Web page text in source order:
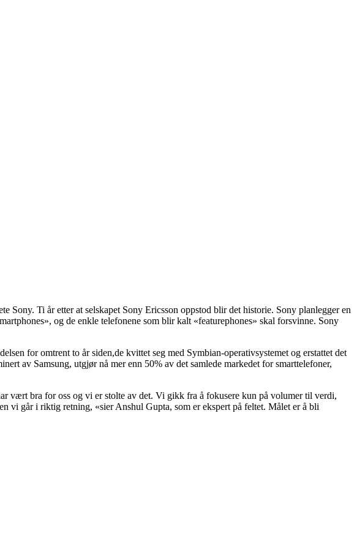
Sony. Ti år etter at selskapet Sony Ericsson oppstod blir det historie. Sony planlegger en
og de enkle telefonene som blir kalt «featurephones» skal forsvinne. Sony
for omtrent to år siden,de kvittet seg med Symbian-operativsystemet og erstattet det
av Samsung, utgjør nå mer enn 50% av det samlede markedet for smarttelefoner,
vært bra for oss og vi er stolte av det. Vi gikk fra å fokusere kun på volumer til verdi,
vi går i riktig retning, «sier Anshul Gupta, som er ekspert på feltet. Målet er å bli